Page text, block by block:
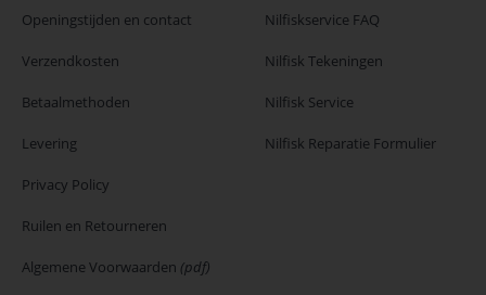
Openingstijden en contact
Verzendkosten
Betaalmethoden
Levering
Privacy Policy
Ruilen en Retourneren
Algemene Voorwaarden (pdf)
Nilfiskservice FAQ
Nilfisk Tekeningen
Nilfisk Service
Nilfisk Reparatie Formulier